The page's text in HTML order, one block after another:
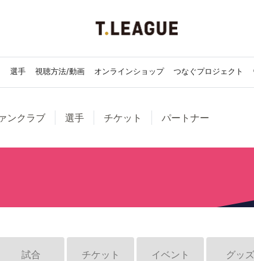
選手 視聴方法/動画 オンラインショップ つなぐプロジェクト
ンクラブ 選手 チケット パートナー
試合 チケット イベント グッズ